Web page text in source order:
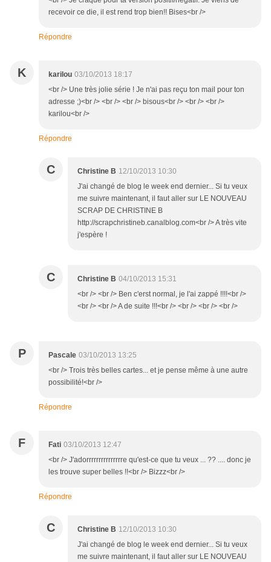
recevoir ce die, il est rend trop bien!! Bises<br />
Répondre
K karilou 03/10/2013 18:17
<br /> Une très jolie série ! Je n'ai pas reçu ton mail pour ton
adresse ;)<br /> <br /> <br /> bisous<br /> <br /> <br />
karilou<br />
Répondre
C Christine B 12/10/2013 10:30
J'ai changé de blog le week end dernier... Si tu veux
me suivre maintenant, il faut aller sur LE NOUVEAU
SCRAP DE CHRISTINE B
http://scrapchristineb.canalblog.com<br /> A très vite
j'espère !
C Christine B 04/10/2013 15:31
<br /> <br /> Ben c'erst normal, je l'ai zappé !!!!<br />
<br /> <br /> A de suite !!!<br /> <br /> <br /> <br />
P Pascale 03/10/2013 13:25
<br /> Trois très belles cartes... et je pense même à une autre
possibilité!<br />
Répondre
F Fati 03/10/2013 12:47
<br /> J'adorrrrrrrrrrrrrrre qu'est-ce que tu veux ... ?? .... donc je
les trouve super belles !!<br /> Bizzz<br />
Répondre
C Christine B 12/10/2013 10:30
J'ai changé de blog le week end dernier... Si tu veux
me suivre maintenant, il faut aller sur LE NOUVEAU